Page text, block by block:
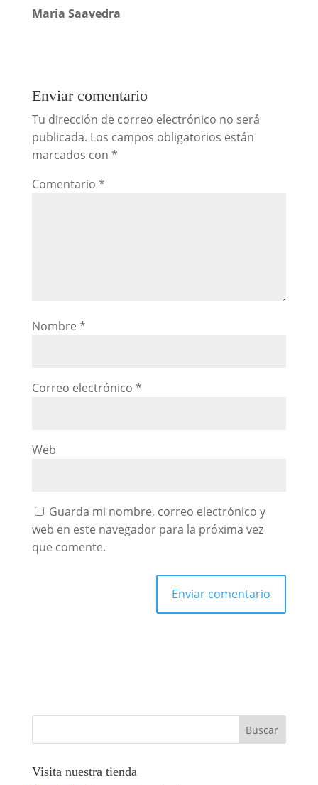
Maria Saavedra
Enviar comentario
Tu dirección de correo electrónico no será
publicada. Los campos obligatorios están
marcados con *
Comentario *
Nombre *
Correo electrónico *
Web
Guarda mi nombre, correo electrónico y
web en este navegador para la próxima vez
que comente.
Visita nuestra tienda